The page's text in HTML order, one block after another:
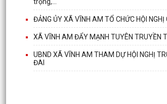
ĐẢNG ỦY XÃ VĨNH AM TỔ CHỨC HỘI
XÃ VĨNH AM ĐẨY MẠNH TUYÊN TRUYỀN
UBND XÃ VĨNH AM THAM DỰ HỘI NGHỊ
ĐAI